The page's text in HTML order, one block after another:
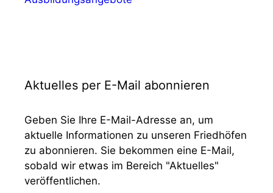
Aktuelles per E-Mail abonnieren
Geben Sie Ihre E-Mail-Adresse an, um
aktuelle Informationen zu unseren Friedhöfen
zu abonnieren. Sie bekommen eine E-Mail,
sobald wir etwas im Bereich "Aktuelles"
veröffentlichen.